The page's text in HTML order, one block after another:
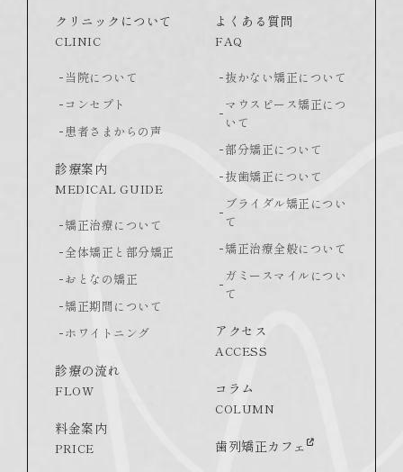
クリニックについて
CLINIC
当院について
コンセプト
患者さまからの声
診療案内
MEDICAL GUIDE
矯正治療について
全体矯正と部分矯正
おとなの矯正
矯正期間について
ホワイトニング
診療の流れ
FLOW
料金案内
PRICE
よくある質問
FAQ
抜かない矯正について
マウスピース矯正につ
いて
部分矯正について
抜歯矯正について
ブライダル矯正につい
て
矯正治療全般について
ガミースマイルについ
て
アクセス
ACCESS
コラム
COLUMN
歯列矯正カフェ